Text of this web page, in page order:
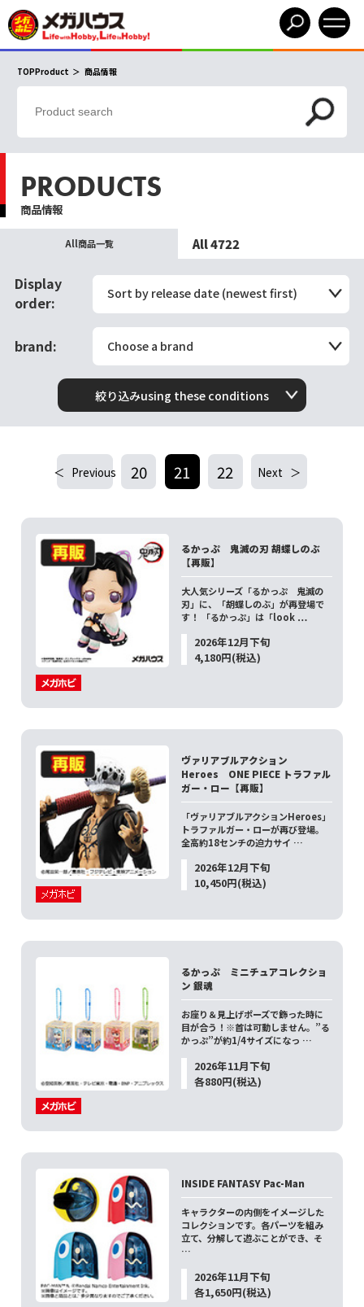
TOPProduct 商品情報
PRODUCTS
商品情報
All商品一覧 All 4722
Display
order:
Sort by release date (newest first)
brand: Choose a brand
絞り込みusing these conditions
Previous 20 21 22 Next
るかっぷ 鬼滅の刃 胡蝶しのぶ
【再販】
大人気シリーズ「るかっぷ 鬼滅の
刃」に、「胡蝶しのぶ」が再登場で
す！ 「るかっぷ」は「look …
2026年12月下旬
4,180円(税込)
ヴァリアブルアクション
Heroes ONE PIECE トラファル
ガー・ロー【再販】
「ヴァリアブルアクションHeroes」
トラファルガー・ローが再び登場。
全高約18センチの迫力サイ …
2026年12月下旬
10,450円(税込)
るかっぷ ミニチュアコレクショ
ン 銀魂
お座り＆見上げポーズで飾った時に
目が合う！※首は可動しません。”る
かっぷ”が約1/4サイズになっ …
2026年11月下旬
各880円(税込)
INSIDE FANTASY Pac-Man
キャラクターの内側をイメージした
コレクションです。各パーツを組み
立て、分解して遊ぶことができ、そ
…
2026年11月下旬
各1,650円(税込)